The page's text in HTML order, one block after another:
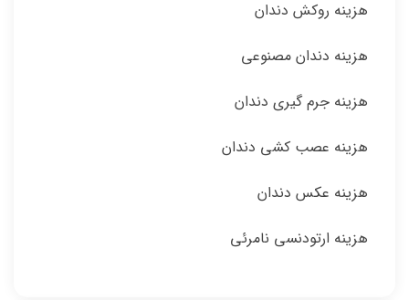
هزینه روکش دندان
هزینه دندان مصنوعی
هزینه جرم گیری دندان
هزینه عصب کشی دندان
هزینه عکس دندان
هزینه ارتودنسی نامرئی